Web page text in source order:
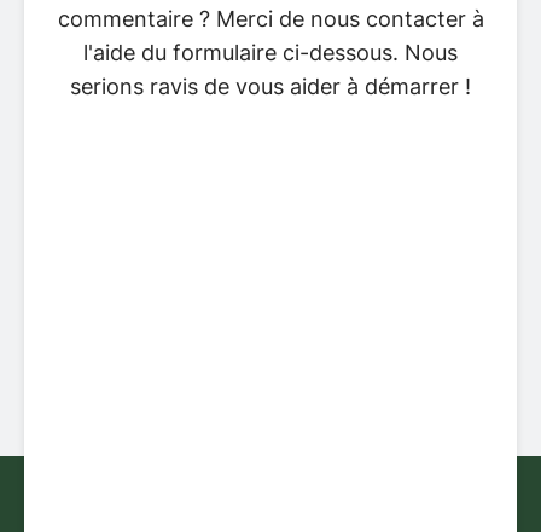
commentaire ? Merci de nous contacter à
l'aide du formulaire ci-dessous. Nous
serions ravis de vous aider à démarrer !